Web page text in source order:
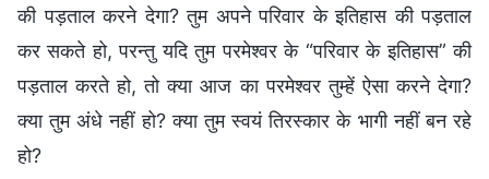
की पड़ताल करने देगा? तुम अपने परिवार के इतिहास की पड़ताल
कर सकते हो, परन्तु यदि तुम परमेश्वर के “परिवार के इतिहास” की
पड़ताल करते हो, तो क्या आज का परमेश्वर तुम्हें ऐसा करने देगा?
क्या तुम अंधे नहीं हो? क्या तुम स्वयं तिरस्कार के भागी नहीं बन रहे
हो?